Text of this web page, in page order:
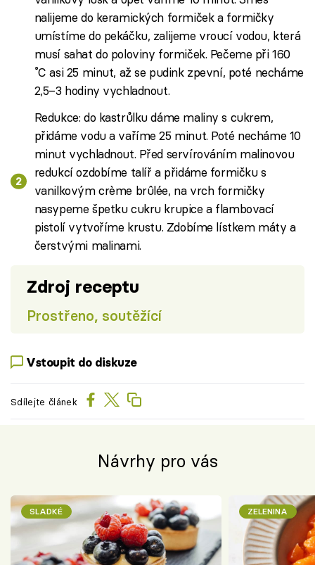
nalijeme do keramických formiček a formičky
umístíme do pekáčku, zalijeme vroucí vodou, která
musí sahat do poloviny formiček. Pečeme při 160
˚C asi 25 minut, až se pudink zpevní, poté necháme
2,5–3 hodiny vychladnout.
Redukce: do kastrůlku dáme maliny s cukrem,
přidáme vodu a vaříme 25 minut. Poté necháme 10
minut vychladnout. Před servírováním malinovou
redukcí ozdobíme talíř a přidáme formičku s
vanilkovým crème brûlée, na vrch formičky
nasypeme špetku cukru krupice a flambovací
pistolí vytvoříme krustu. Zdobíme lístkem máty a
čerstvými malinami.
Zdroj receptu
Prostřeno, soutěžící
Vstoupit do diskuze
Sdílejte článek
Návrhy pro vás
SLADKÉ ZELENINA